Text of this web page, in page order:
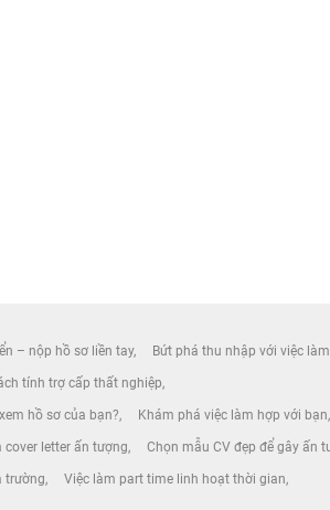
– nộp hồ sơ liền tay Bứt phá thu nhập với việc
tính trợ cấp thất nghiệp
hồ sơ của bạn? Khám phá việc làm hợp với bạn
cover letter ấn tượng Chọn mẫu CV đẹp để gây ấn
trường Việc làm part time linh hoạt thời gian